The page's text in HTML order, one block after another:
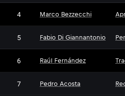
4 Marco Bezzecchi
5 Fabio Di Giannantonio
6 Raúl Fernández
7 Pedro Acosta